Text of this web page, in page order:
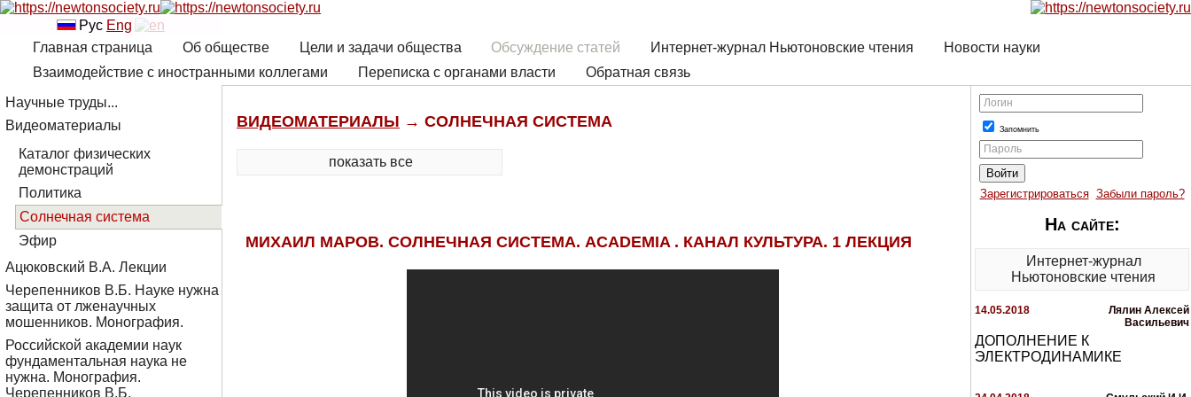
Рус Eng
Главная страница
Об обществе Цели и задачи общества Обсуждение статей Интернет-журнал Ньютоновские чтения
Новости науки
Взаимодействие с иностранными коллегами
Переписка с органами власти Обратная связь
ВИДЕОМАТЕРИАЛЫ → СОЛНЕЧНАЯ СИСТЕМА
показать все
МИХАИЛ МАРОВ. СОЛНЕЧНАЯ СИСТЕМА. ACADEMIA . КАНАЛ КУЛЬТУРА. 1 ЛЕКЦИЯ
Научные труды...
Видеоматериалы
Каталог физических
демонстраций
Политика
Солнечная система
Эфир
Ацюковский В.А. Лекции
Черепенников В.Б. Науке нужна
защита от лженаучных
мошенников. Монография.
Российской академии наук
фундаментальная наука не
нужна. Монография.
Черепенников В.Б.
Логин
Запомнить
Пароль
Зарегистрироваться Забыли пароль?
На сайте:
Интернет-журнал
Ньютоновские чтения
14.05.2018
Лялин Алексей
Васильевич
ДОПОЛНЕНИЕ К
ЭЛЕКТРОДИНАМИКЕ